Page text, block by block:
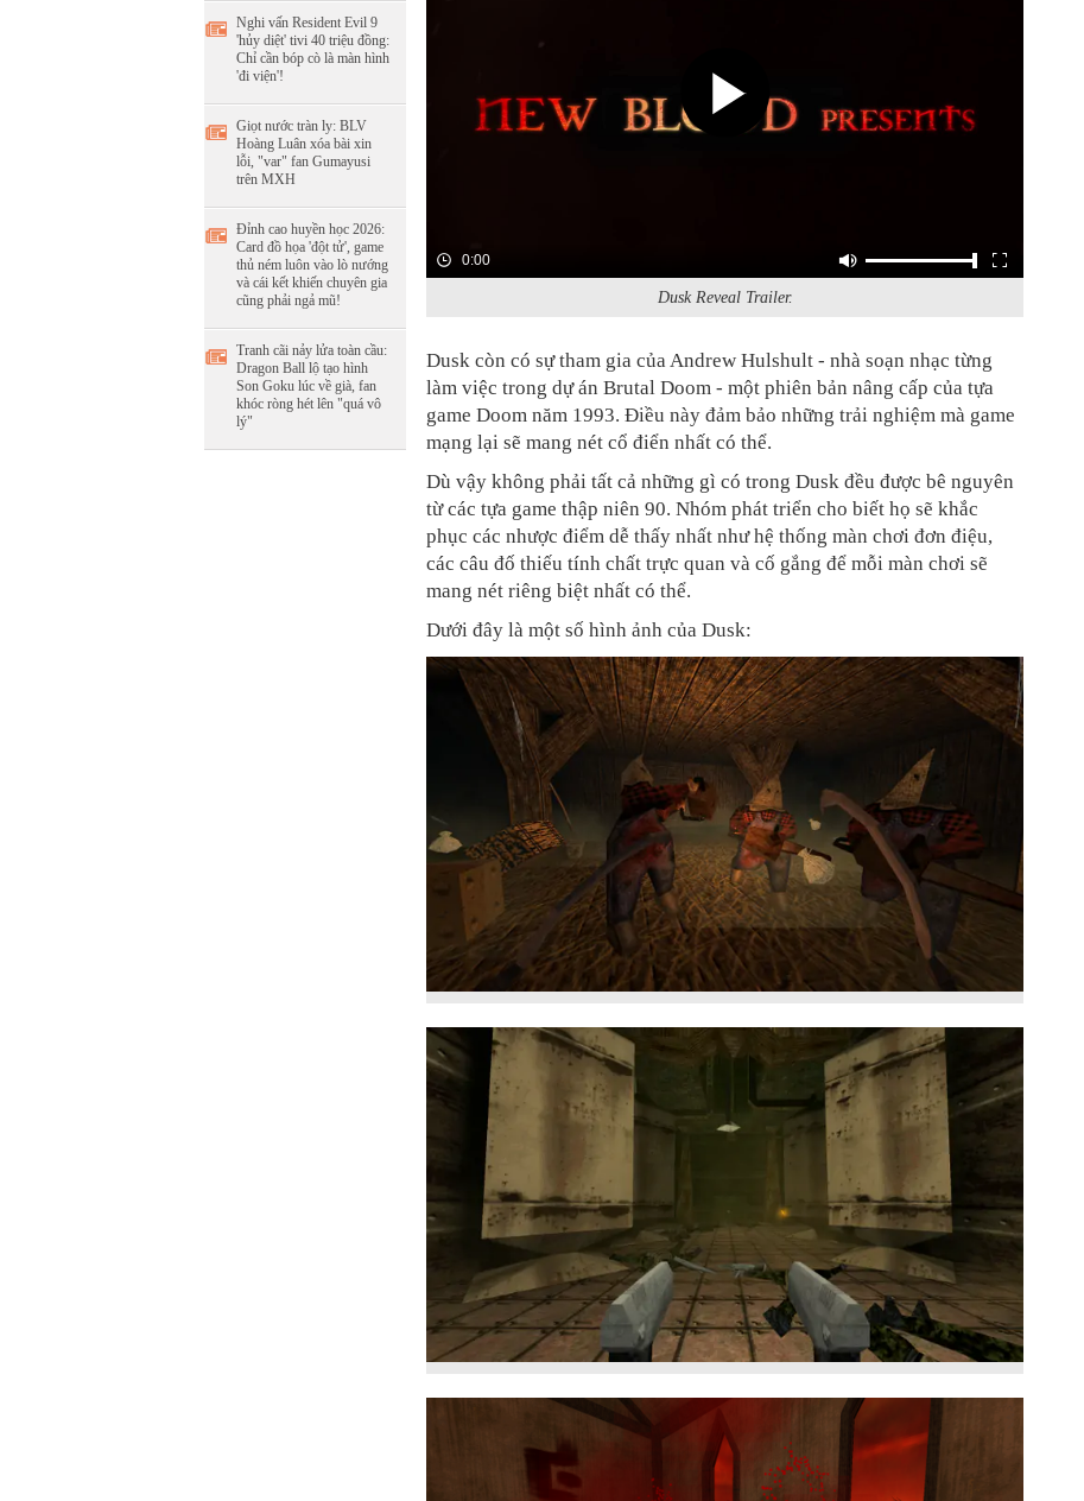
Nghi vấn Resident Evil 9
'hủy diệt' tivi 40 triệu đồng:
Chỉ cần bóp cò là màn hình
'đi viện'!
Giọt nước tràn ly: BLV
Hoàng Luân xóa bài xin
lỗi, "var" fan Gumayusi
trên MXH
Đỉnh cao huyền học 2026:
Card đồ họa 'đột tử', game
thủ ném luôn vào lò nướng
và cái kết khiến chuyên gia
cũng phải ngả mũ!
Tranh cãi nảy lửa toàn cầu:
Dragon Ball lộ tạo hình
Son Goku lúc về già, fan
khóc ròng hét lên "quá vô
lý"
0:00
Dusk Reveal Trailer.
Dusk còn có sự tham gia của Andrew Hulshult - nhà soạn nhạc từng
làm việc trong dự án Brutal Doom - một phiên bản nâng cấp của tựa
game Doom năm 1993. Điều này đảm bảo những trải nghiệm mà game
mạng lại sẽ mang nét cổ điển nhất có thể.
Dù vậy không phải tất cả những gì có trong Dusk đều được bê nguyên
từ các tựa game thập niên 90. Nhóm phát triển cho biết họ sẽ khắc
phục các nhược điểm dễ thấy nhất như hệ thống màn chơi đơn điệu,
các câu đố thiếu tính chất trực quan và cố gắng để mỗi màn chơi sẽ
mang nét riêng biệt nhất có thể.
Dưới đây là một số hình ảnh của Dusk: